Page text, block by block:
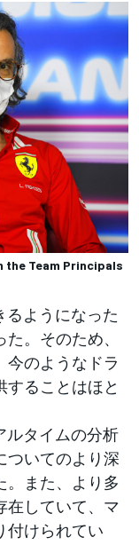
the Team Principals
るようになった
。そのため、
今のようなドラ
することはほと
ルタイムの分析
ついてのより深
。また、より多
在していて、マ
付けられてい